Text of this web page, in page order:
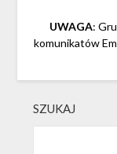
UWAGA:
komunikatów
SZUKAJ